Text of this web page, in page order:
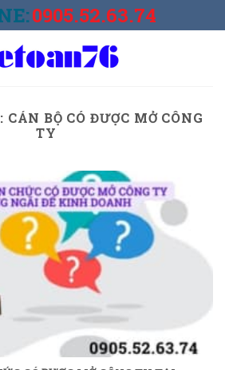
0905.52.63.74
CÁN BỘ CÓ ĐƯỢC MỞ CÔNG
TY